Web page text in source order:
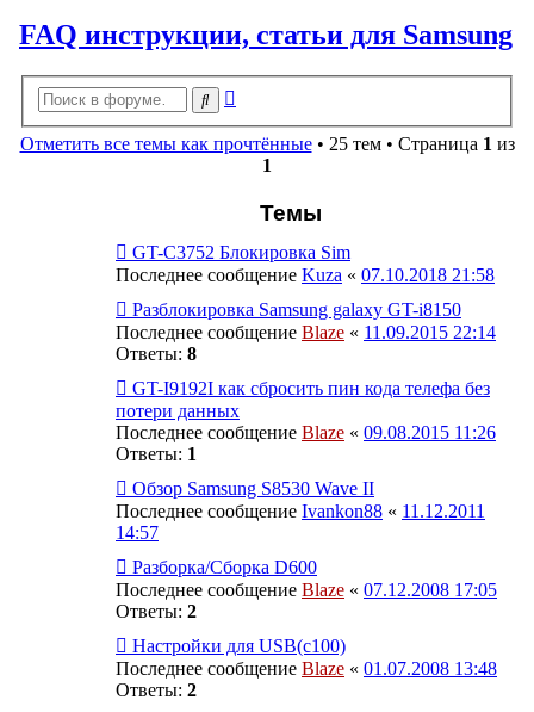
FAQ инструкции, статьи для Samsung
Поиск
Отметить все темы как прочтённые• 25 тем • Страница 1 из
1
Темы
GT-C3752 Блокировка Sim
Последнее сообщение Kuza « 07.10.2018 21:58
Разблокировка Samsung galaxy GT-i8150
Последнее сообщение Blaze « 11.09.2015 22:14
Ответы: 8
GT-I9192I как сбросить пин кода телефа без
потери данных
Последнее сообщение Blaze « 09.08.2015 11:26
Ответы: 1
Обзор Samsung S8530 Wave II
Последнее сообщение Ivankon88 « 11.12.2011
14:57
Разборка/Сборка D600
Последнее сообщение Blaze « 07.12.2008 17:05
Ответы: 2
Настройки для USB(с100)
Последнее сообщение Blaze « 01.07.2008 13:48
Ответы: 2